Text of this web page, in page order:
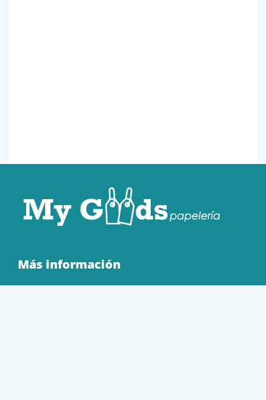
Más información